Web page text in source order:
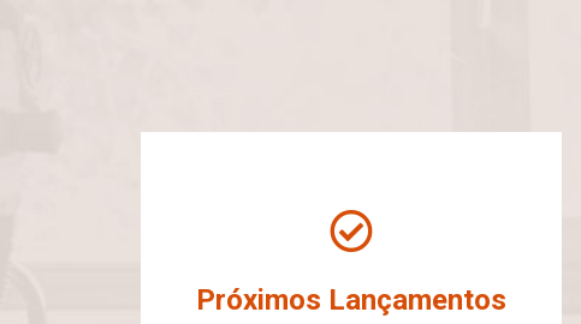
Próximos Lançamentos